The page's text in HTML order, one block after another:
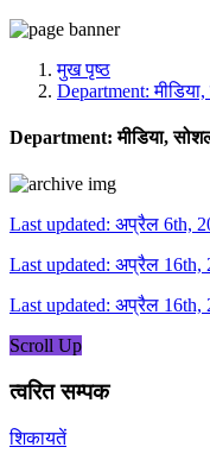
मुख पृष्ठ
Department:
Department:मीडिया,
Last updated: अप्रैल 6th,
Last updated: अप्रैल 16th,
Last updated: अप्रैल 16th,
Scroll Up
त्वरित सम्पक
शिकायतें